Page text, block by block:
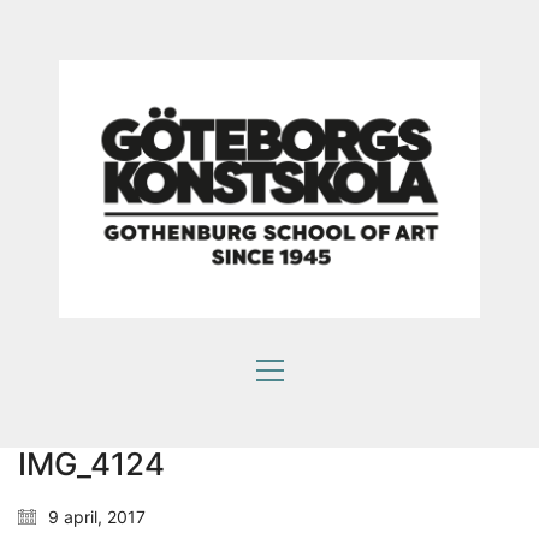
IMG_4124
9 april, 2017
Som en bra konstskola värnar vi om kreativ
subjektivitet.
Ett eget konstnärlig språk ger kraftfulla verktyg att
själv påverka framtiden.